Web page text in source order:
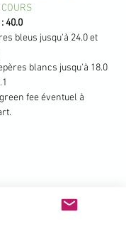
40.0
bleus jusqu'à 24.0 et
blancs jusqu'à 18.0
fee éventuel à